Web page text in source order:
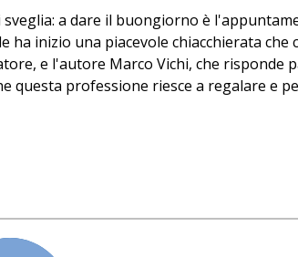
a dare il buongiorno è
ha inizio una piacevole chiacchierata
e l'autore Marco Vichi, che
questa professione riesce a regalare